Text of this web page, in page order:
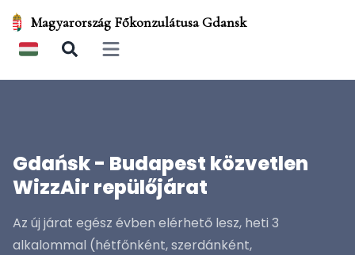
Magyarország Főkonzulátusa Gdansk
Open main menu
Gdańsk - Budapest közvetlen
WizzAir repülőjárat
Az új járat egész évben elérhető lesz, heti 3
alkalommal (hétfőnként, szerdánként,